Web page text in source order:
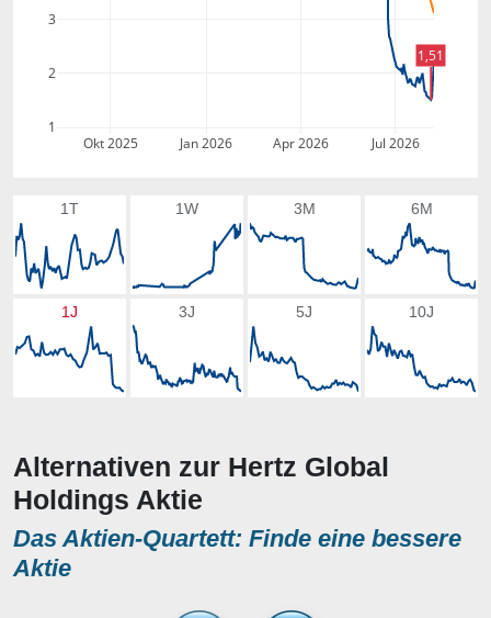
Okt 2025 Jan 2026 Apr 2026 Jul 2026
1
2
3
1,51
1T 1W 3M 6M
1J 3J 5J 10J
Alternativen zur Hertz Global
Holdings Aktie
Das Aktien-Quartett: Finde eine bessere
Aktie